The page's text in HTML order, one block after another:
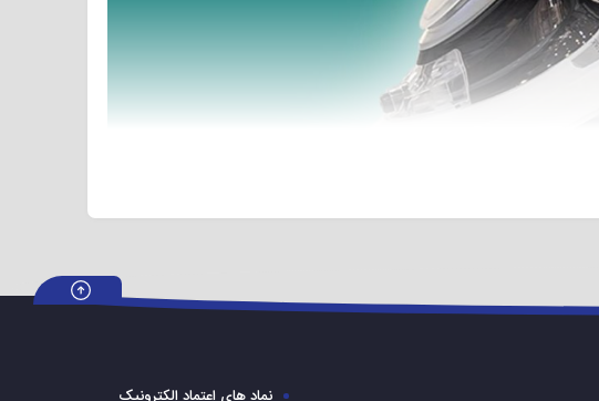
اتو بخار دستی نوبل کینگ مدل NK-SI9909 یکی از بهترین و با کیفیت ترین اتوبخار های دستی برند نوبل کینگ است دارای سیستم ضد چکه و سیستم قطع کن خودکار میباشد. اتوبخار نوبل کینگ دارای توان ۲۴۰۰